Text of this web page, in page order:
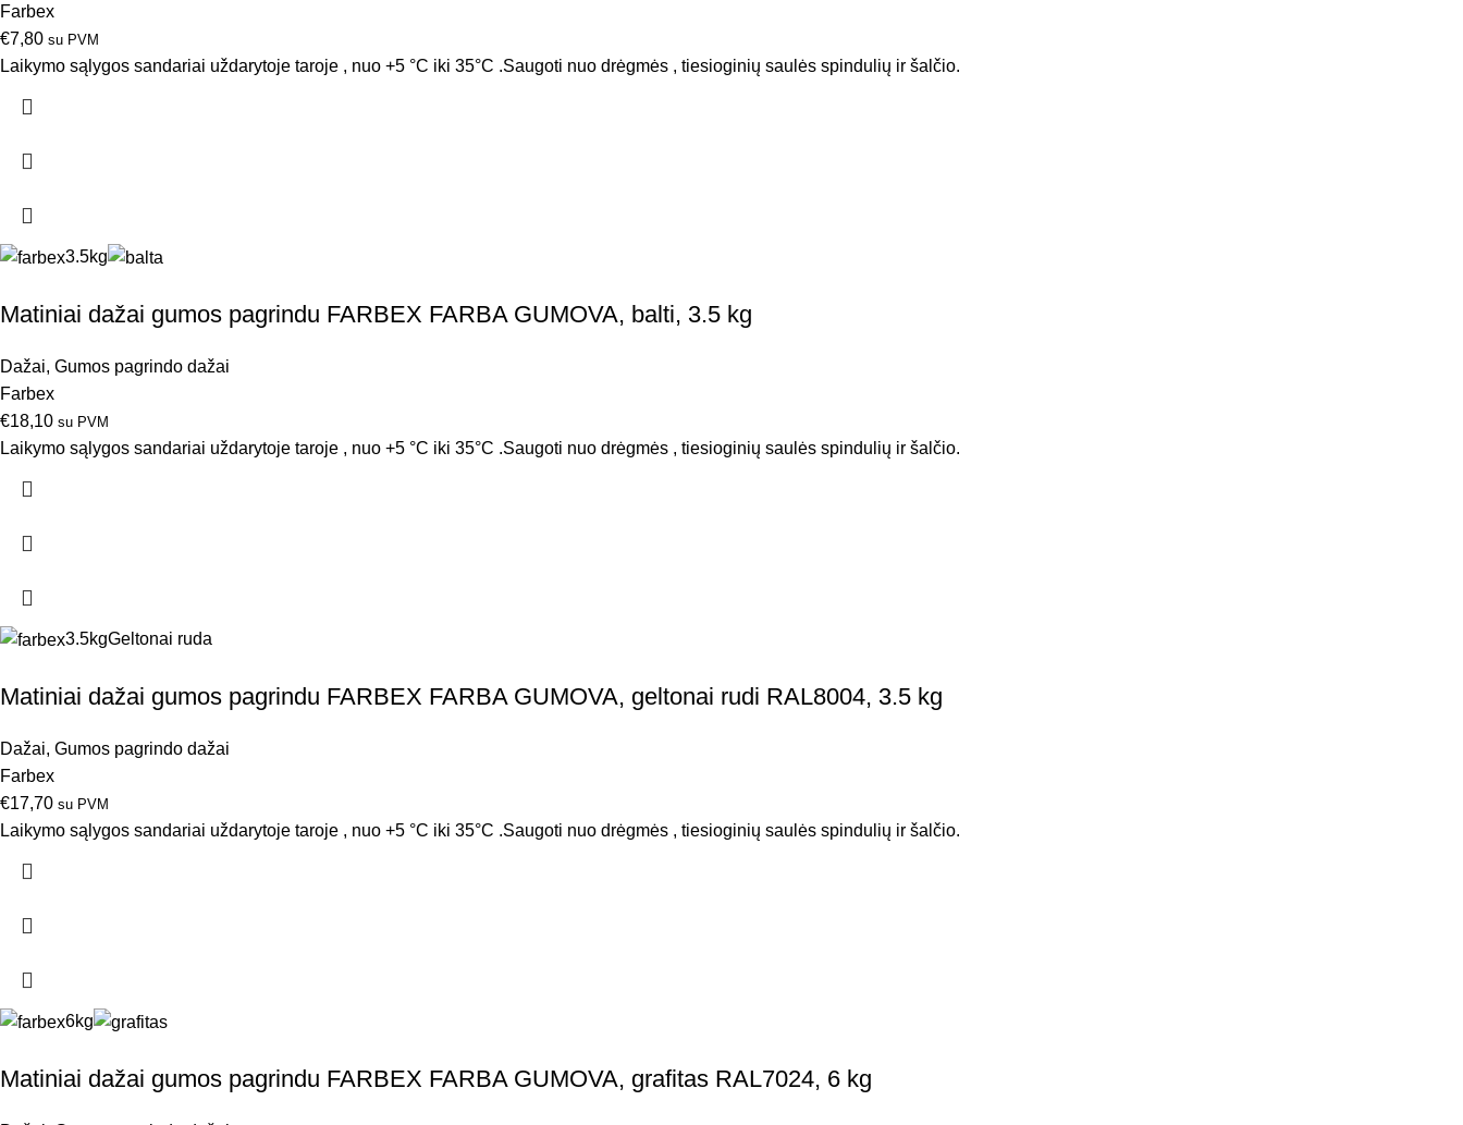
Farbex
€7,80 su PVM
Laikymo sąlygos sandariai uždarytoje taroje , nuo +5 °C iki 35°C .Saugoti nuo drėgmės , tiesioginių saulės spindulių ir šalčio.
3.5kg
Matiniai dažai gumos pagrindu FARBEX FARBA GUMOVA, balti, 3.5 kg
Dažai, Gumos pagrindo dažai
Farbex
€18,10 su PVM
Laikymo sąlygos sandariai uždarytoje taroje , nuo +5 °C iki 35°C .Saugoti nuo drėgmės , tiesioginių saulės spindulių ir šalčio.
3.5kgGeltonai ruda
Matiniai dažai gumos pagrindu FARBEX FARBA GUMOVA, geltonai rudi RAL8004, 3.5 kg
Dažai, Gumos pagrindo dažai
Farbex
€17,70 su PVM
Laikymo sąlygos sandariai uždarytoje taroje , nuo +5 °C iki 35°C .Saugoti nuo drėgmės , tiesioginių saulės spindulių ir šalčio.
6kg
Matiniai dažai gumos pagrindu FARBEX FARBA GUMOVA, grafitas RAL7024, 6 kg